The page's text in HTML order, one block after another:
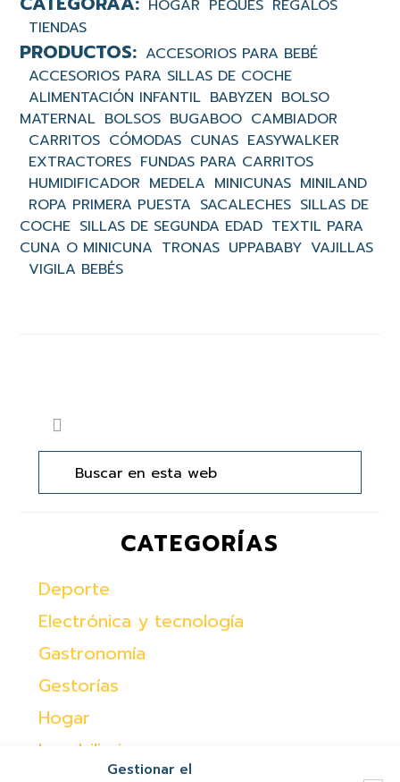
Gestionar el
HOGAR PEQUES REGALOS
TIENDAS
ACCESORIOS PARA BEBÉ
ACCESORIOS PARA SILLAS DE COCHE
ALIMENTACIÓN INFANTIL BABYZEN BOLSO
MATERNAL BOLSOS BUGABOO CAMBIADOR
CARRITOS CÓMODAS CUNAS EASYWALKER
EXTRACTORES FUNDAS PARA CARRITOS
HUMIDIFICADOR MEDELA MINICUNAS MINILAND
ROPA PRIMERA PUESTA SACALECHES SILLAS DE
COCHE SILLAS DE SEGUNDA EDAD TEXTIL PARA
CUNA O MINICUNA TRONAS UPPABABY VAJILLAS
VIGILA BEBÉS
lateral
principal
Buscar
en
web
CATEGORÍAS
Deporte
Electrónica y tecnología
Gastronomía
Gestorías
Hogar
Inmobiliaria